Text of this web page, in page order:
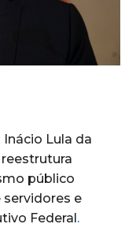
Lula da
reestrutura
público
servidores e
Federal.